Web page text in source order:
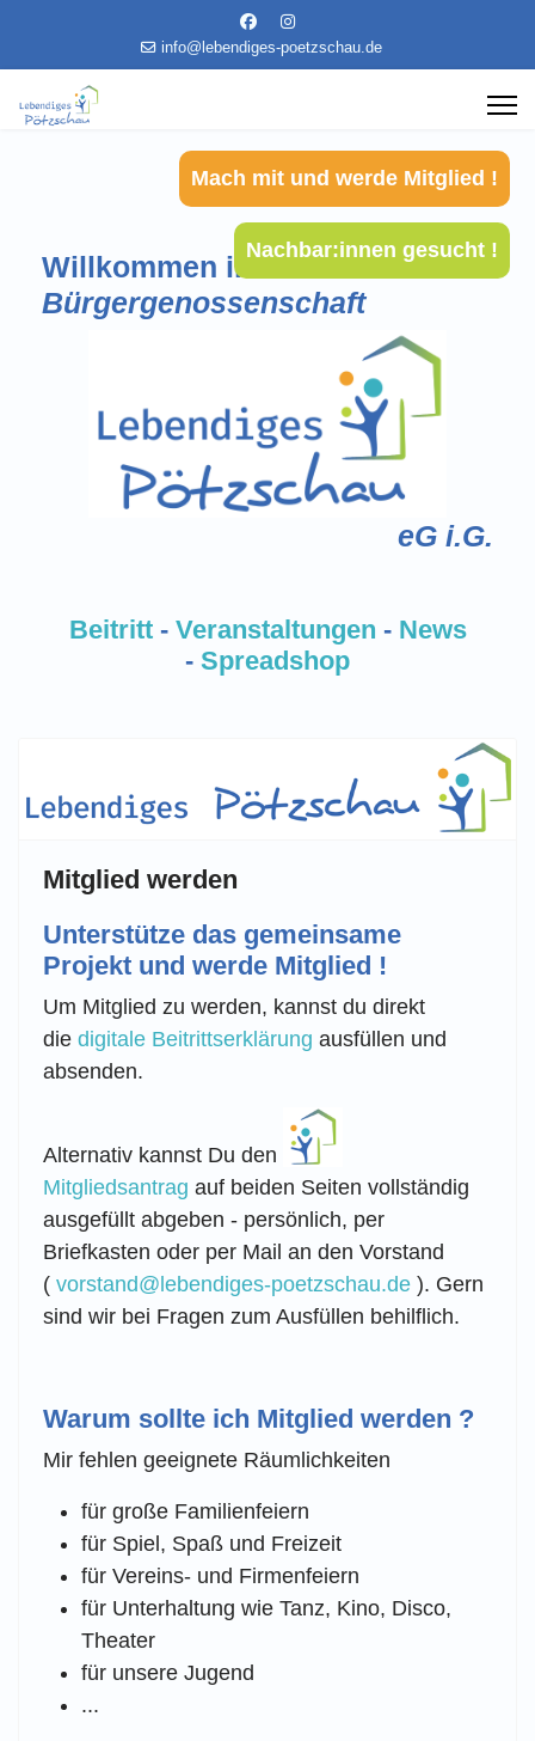
info@lebendiges-poetzschau.de
Mach mit und werde Mitglied !
Nachbar:innen gesucht !
Willkommen in der
Bürgergenossenschaft
eG i.G.
Beitritt- Veranstaltungen - News
- Spreadshop
Mitglied werden
Unterstütze das gemeinsame
Projekt und werde Mitglied !
Um Mitglied zu werden, kannst du direkt
die digitale Beitrittserklärung ausfüllen und
absenden.
Alternativ kannst Du den
Mitgliedsantrag auf beiden Seiten vollständig
ausgefüllt abgeben - persönlich, per
Briefkasten oder per Mail an den Vorstand
( vorstand@lebendiges-poetzschau.de ). Gern
sind wir bei Fragen zum Ausfüllen behilflich.
Warum sollte ich Mitglied werden ?
Mir fehlen geeignete Räumlichkeiten
für große Familienfeiern
für Spiel, Spaß und Freizeit
für Vereins- und Firmenfeiern
für Unterhaltung wie Tanz, Kino, Disco,
Theater
für unsere Jugend
...